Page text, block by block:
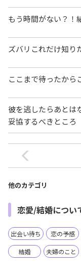
もう時間がない？！
ズバリこれだけ知り
ここまで待ったから
彼を逃したらあとは
妥協するべきところ
他のカテゴリ
恋愛/結婚につい
出会い待ち 恋の予感
結婚 夫婦のこと